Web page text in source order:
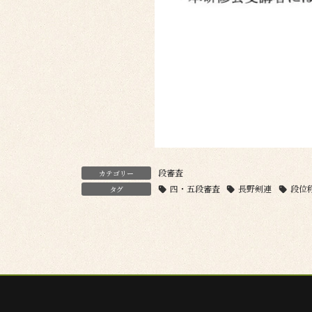
カテゴリー 段審査
タグ 四・五段審査 長野剣連 段位